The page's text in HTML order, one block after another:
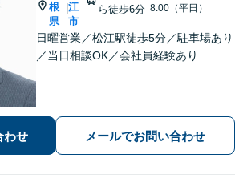
根
県
|江
市
ら徒歩6分 8:00（平日）
日曜営業／松江駅徒歩5分／駐車場あり
／当日相談OK／会社員経験あり
わせ メールでお問い合わせ